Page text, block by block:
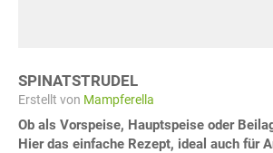
SPINATSTRUDEL
Erstellt von Mampferella
Ob als Vorspeise, Hauptspeise oder
Hier das einfache Rezept, ideal auch für